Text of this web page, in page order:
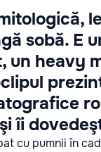
sobă. E
un heavy
îi
cu pumnii în